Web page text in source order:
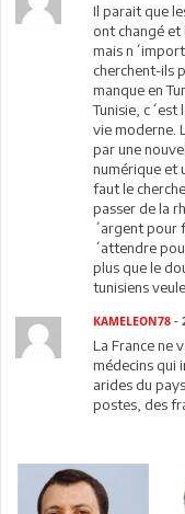
Il parait que
ont changé et
mais
cherchent-ils
manque en
Tunisie, c´est
vie moderne.
par une
numérique et
faut le
passer de la
´argent pour
´attendre
plus que le
tunisiens
KAMELEON78 -
La France ne
médecins qui
arides du
postes, des